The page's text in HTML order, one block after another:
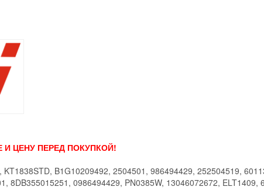
ЦЕНУ ПЕРЕД ПОКУПКОЙ!
B1G10209492, 2504501, 986494429, 252504519,
8DB355015251, 0986494429, PN0385W, 13046072672,